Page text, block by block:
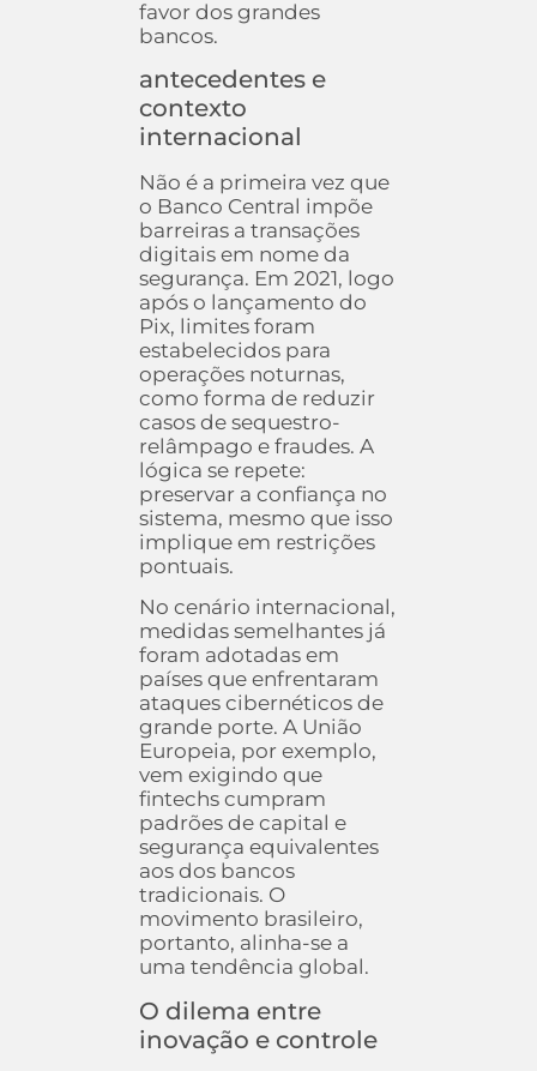
favor dos grandes
bancos.
antecedentes e
contexto
internacional
Não é a primeira vez que
o Banco Central impõe
barreiras a transações
digitais em nome da
segurança. Em 2021, logo
após o lançamento do
Pix, limites foram
estabelecidos para
operações noturnas,
como forma de reduzir
casos de sequestro-
relâmpago e fraudes. A
lógica se repete:
preservar a confiança no
sistema, mesmo que isso
implique em restrições
pontuais.
No cenário internacional,
medidas semelhantes já
foram adotadas em
países que enfrentaram
ataques cibernéticos de
grande porte. A União
Europeia, por exemplo,
vem exigindo que
fintechs cumpram
padrões de capital e
segurança equivalentes
aos dos bancos
tradicionais. O
movimento brasileiro,
portanto, alinha-se a
uma tendência global.
O dilema entre
inovação e controle